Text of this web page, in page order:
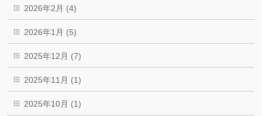
2026年2月 (4)
2026年1月 (5)
2025年12月 (7)
2025年11月 (1)
2025年10月 (1)